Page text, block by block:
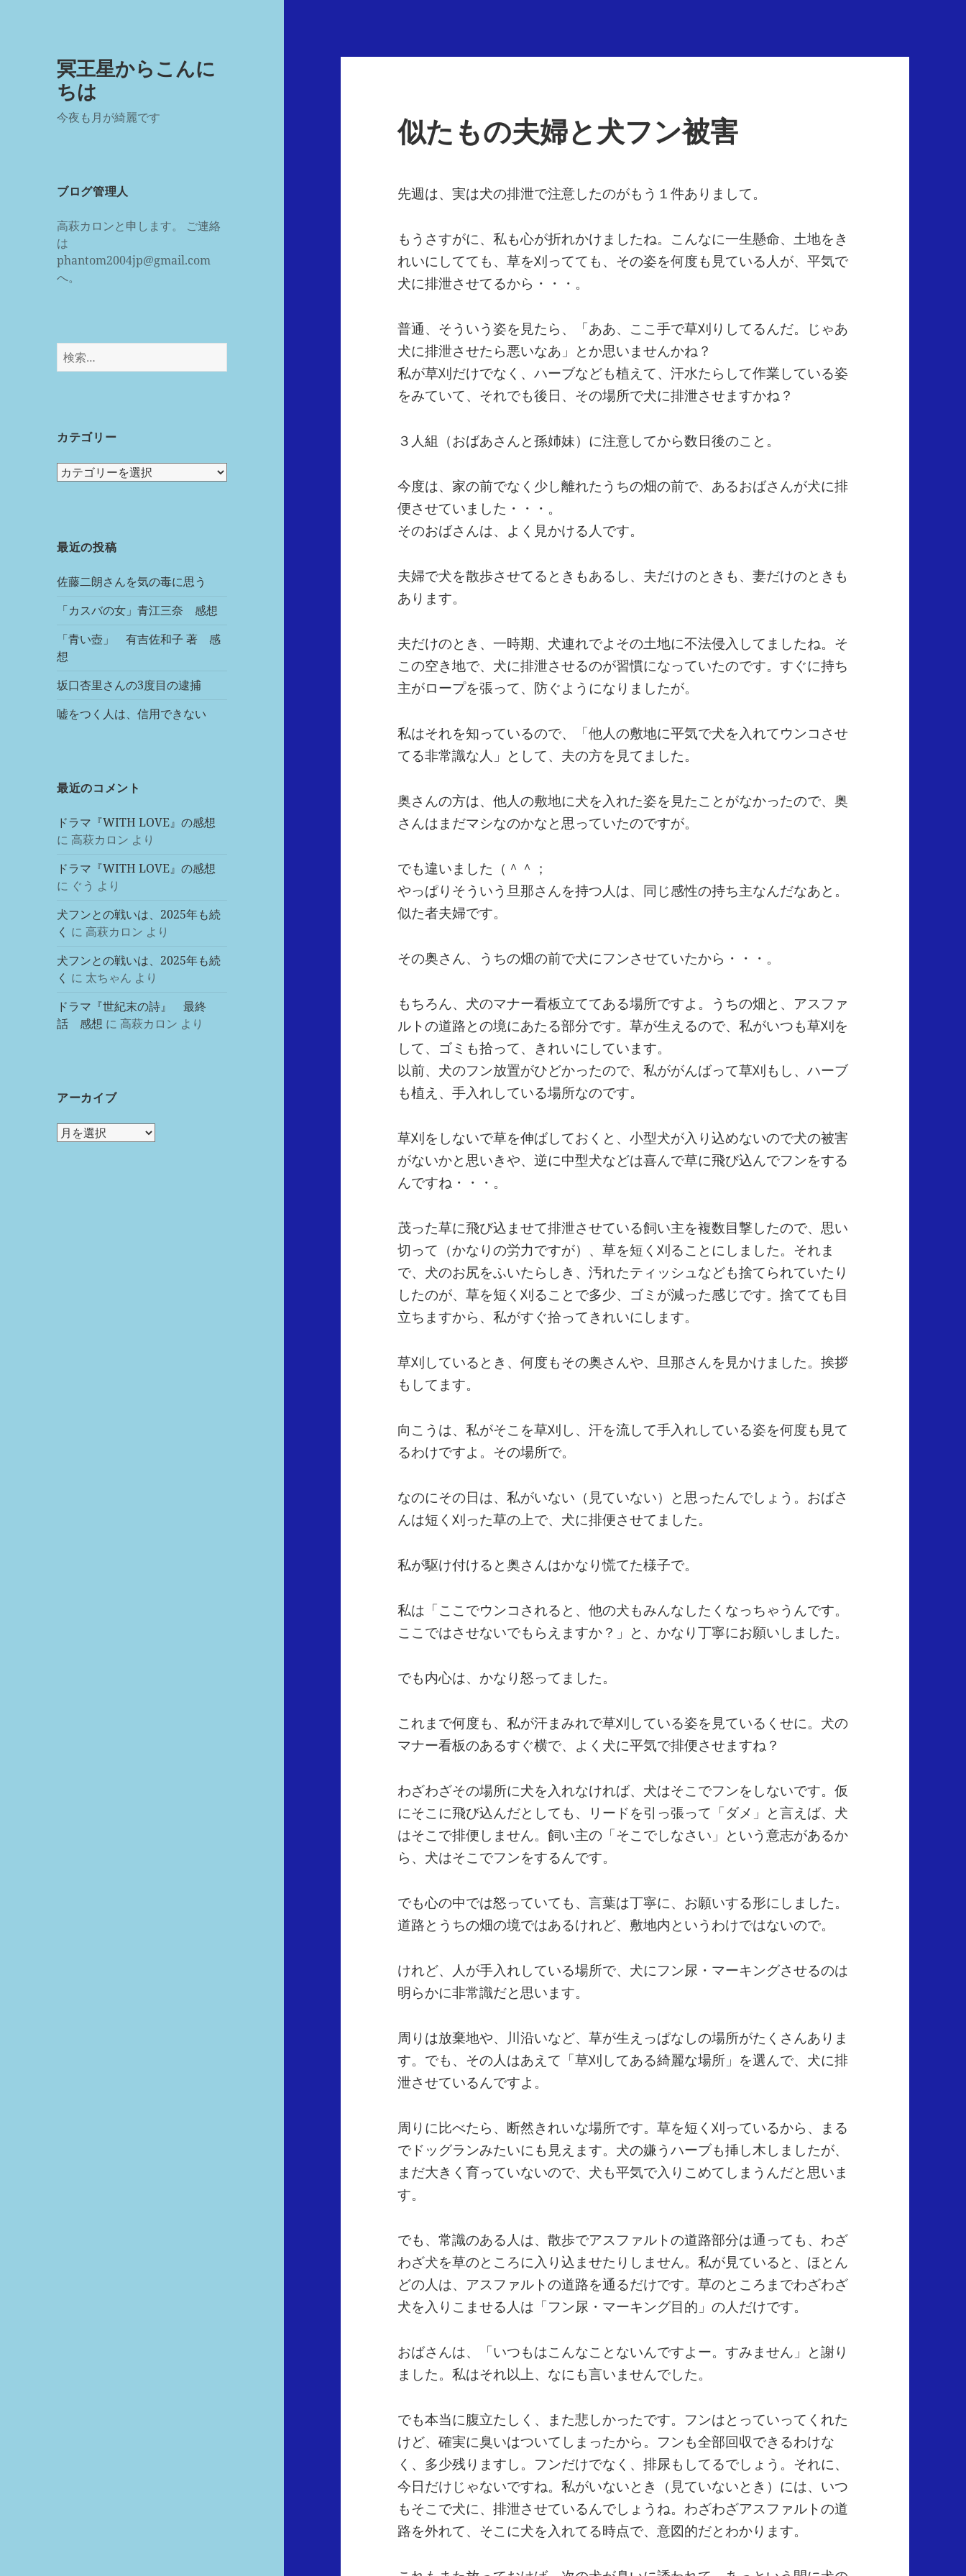
冥王星からこんに
ちは
今夜も月が綺麗です
ブログ管理人
高萩カロンと申します。 ご連絡
は
phantom2004jp@gmail.com
へ。
カテゴリー
最近の投稿
佐藤二朗さんを気の毒に思う
「カスバの女」青江三奈 感想
「青い壺」 有吉佐和子 著 感
想
坂口杏里さんの3度目の逮捕
嘘をつく人は、信用できない
最近のコメント
ドラマ『WITH LOVE』の感想
に高萩カロン より
ドラマ『WITH LOVE』の感想
に ぐう より
犬フンとの戦いは、2025年も続
く に高萩カロン より
犬フンとの戦いは、2025年も続
く に 太ちゃん より
ドラマ『世紀末の詩』 最終
話 感想 に高萩カロン より
アーカイブ
似たもの夫婦と犬フン被害
先週は、実は犬の排泄で注意したのがもう１件ありまして。
もうさすがに、私も心が折れかけましたね。こんなに一生懸命、土地をき
れいにしてても、草を刈ってても、その姿を何度も見ている人が、平気で
犬に排泄させてるから・・・。
普通、そういう姿を見たら、「ああ、ここ手で草刈りしてるんだ。じゃあ
犬に排泄させたら悪いなあ」とか思いませんかね？
私が草刈だけでなく、ハーブなども植えて、汗水たらして作業している姿
をみていて、それでも後日、その場所で犬に排泄させますかね？
３人組（おばあさんと孫姉妹）に注意してから数日後のこと。
今度は、家の前でなく少し離れたうちの畑の前で、あるおばさんが犬に排
便させていました・・・。
そのおばさんは、よく見かける人です。
夫婦で犬を散歩させてるときもあるし、夫だけのときも、妻だけのときも
あります。
夫だけのとき、一時期、犬連れでよその土地に不法侵入してましたね。そ
この空き地で、犬に排泄させるのが習慣になっていたのです。すぐに持ち
主がロープを張って、防ぐようになりましたが。
私はそれを知っているので、「他人の敷地に平気で犬を入れてウンコさせ
てる非常識な人」として、夫の方を見てました。
奥さんの方は、他人の敷地に犬を入れた姿を見たことがなかったので、奥
さんはまだマシなのかなと思っていたのですが。
でも違いました（＾＾；
やっぱりそういう旦那さんを持つ人は、同じ感性の持ち主なんだなあと。
似た者夫婦です。
その奥さん、うちの畑の前で犬にフンさせていたから・・・。
もちろん、犬のマナー看板立ててある場所ですよ。うちの畑と、アスファ
ルトの道路との境にあたる部分です。草が生えるので、私がいつも草刈を
して、ゴミも拾って、きれいにしています。
以前、犬のフン放置がひどかったので、私ががんばって草刈もし、ハーブ
も植え、手入れしている場所なのです。
草刈をしないで草を伸ばしておくと、小型犬が入り込めないので犬の被害
がないかと思いきや、逆に中型犬などは喜んで草に飛び込んでフンをする
んですね・・・。
茂った草に飛び込ませて排泄させている飼い主を複数目撃したので、思い
切って（かなりの労力ですが）、草を短く刈ることにしました。それま
で、犬のお尻をふいたらしき、汚れたティッシュなども捨てられていたり
したのが、草を短く刈ることで多少、ゴミが減った感じです。捨てても目
立ちますから、私がすぐ拾ってきれいにします。
草刈しているとき、何度もその奥さんや、旦那さんを見かけました。挨拶
もしてます。
向こうは、私がそこを草刈し、汗を流して手入れしている姿を何度も見て
るわけですよ。その場所で。
なのにその日は、私がいない（見ていない）と思ったんでしょう。おばさ
んは短く刈った草の上で、犬に排便させてました。
私が駆け付けると奥さんはかなり慌てた様子で。
私は「ここでウンコされると、他の犬もみんなしたくなっちゃうんです。
ここではさせないでもらえますか？」と、かなり丁寧にお願いしました。
でも内心は、かなり怒ってました。
これまで何度も、私が汗まみれで草刈している姿を見ているくせに。犬の
マナー看板のあるすぐ横で、よく犬に平気で排便させますね？
わざわざその場所に犬を入れなければ、犬はそこでフンをしないです。仮
にそこに飛び込んだとしても、リードを引っ張って「ダメ」と言えば、犬
はそこで排便しません。飼い主の「そこでしなさい」という意志があるか
ら、犬はそこでフンをするんです。
でも心の中では怒っていても、言葉は丁寧に、お願いする形にしました。
道路とうちの畑の境ではあるけれど、敷地内というわけではないので。
けれど、人が手入れしている場所で、犬にフン尿・マーキングさせるのは
明らかに非常識だと思います。
周りは放棄地や、川沿いなど、草が生えっぱなしの場所がたくさんありま
す。でも、その人はあえて「草刈してある綺麗な場所」を選んで、犬に排
泄させているんですよ。
周りに比べたら、断然きれいな場所です。草を短く刈っているから、まる
でドッグランみたいにも見えます。犬の嫌うハーブも挿し木しましたが、
まだ大きく育っていないので、犬も平気で入りこめてしまうんだと思いま
す。
でも、常識のある人は、散歩でアスファルトの道路部分は通っても、わざ
わざ犬を草のところに入り込ませたりしません。私が見ていると、ほとん
どの人は、アスファルトの道路を通るだけです。草のところまでわざわざ
犬を入りこませる人は「フン尿・マーキング目的」の人だけです。
おばさんは、「いつもはこんなことないんですよー。すみません」と謝り
ました。私はそれ以上、なにも言いませんでした。
でも本当に腹立たしく、また悲しかったです。フンはとっていってくれた
けど、確実に臭いはついてしまったから。フンも全部回収できるわけな
く、多少残りますし。フンだけでなく、排尿もしてるでしょう。それに、
今日だけじゃないですね。私がいないとき（見ていないとき）には、いつ
もそこで犬に、排泄させているんでしょうね。わざわざアスファルトの道
路を外れて、そこに犬を入れてる時点で、意図的だとわかります。